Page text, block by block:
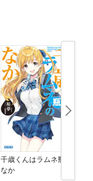
千歳くんはラムネ瓶の
なか